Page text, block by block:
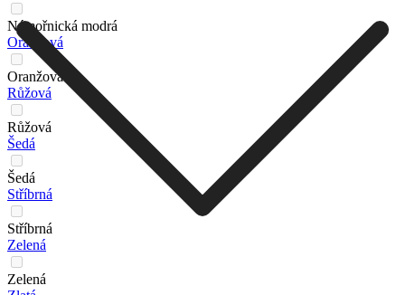
Námořnická modrá
Oranžová
Oranžová
Růžová
Růžová
Šedá
Šedá
Stříbrná
Stříbrná
Zelená
Zelená